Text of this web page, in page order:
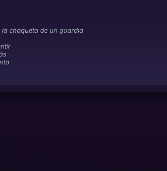
chaqueta de un guardia